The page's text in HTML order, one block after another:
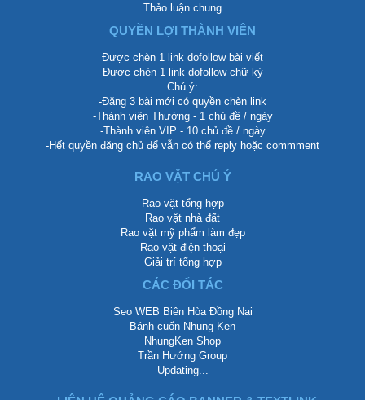
Thảo luận chung
QUYỀN LỢI THÀNH VIÊN
Được chèn 1 link dofollow bài viết
Được chèn 1 link dofollow chữ ký
Chú ý:
-Đăng 3 bài mới có quyền chèn link
-Thành viên Thường - 1 chủ đề / ngày
-Thành viên VIP - 10 chủ đề / ngày
-Hết quyền đăng chủ để vẫn có thể reply hoặc commment
RAO VẶT CHÚ Ý
Rao vặt tổng hợp
Rao vặt nhà đất
Rao vặt mỹ phẩm làm đẹp
Rao vặt điện thoại
Giải trí tổng hợp
CÁC ĐỐI TÁC
Seo WEB Biên Hòa Đồng Nai
Bánh cuốn Nhung Ken
NhungKen Shop
Trần Hướng Group
Updating...